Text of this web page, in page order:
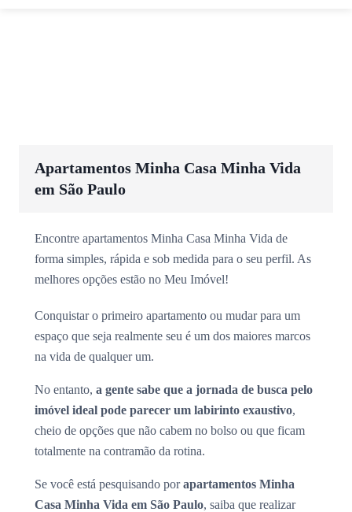
Apartamentos Minha Casa Minha Vida
em São Paulo
Encontre apartamentos Minha Casa Minha Vida de
forma simples, rápida e sob medida para o seu perfil. As
melhores opções estão no Meu Imóvel!
Conquistar o primeiro apartamento ou mudar para um
espaço que seja realmente seu é um dos maiores marcos
na vida de qualquer um.
No entanto, a gente sabe que a jornada de busca pelo
imóvel ideal pode parecer um labirinto exaustivo,
cheio de opções que não cabem no bolso ou que ficam
totalmente na contramão da rotina.
Se você está pesquisando porapartamentos Minha
Casa Minha Vida em São Paulo, saiba que realizar